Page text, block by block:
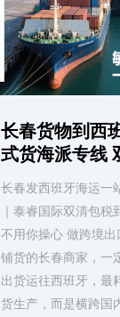
长春货物到西
式货海派专线
长春发西班牙海运一
｜泰睿国际双清包
不用你操心 做跨境
铺货的长春商家，一
出货运往西班牙，最
货生产，而是横跨国